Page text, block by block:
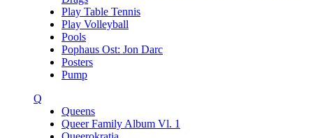
Play Table Tennis
Play Volleyball
Pools
Pophaus Ost: Jon Darc
Posters
Pump
Q
Queens
Queer Family Album Vl. 1